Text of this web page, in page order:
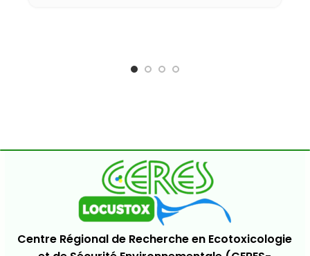
Centre Régional de Recherche en Ecotoxicologie